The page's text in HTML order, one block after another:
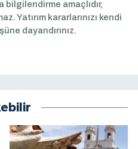
bilgilendirme amaçlıdır,
Yatırım kararlarınızı kendi
dayandırınız.